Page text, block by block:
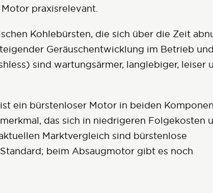
praxisrelevant.
Kohlebürsten, die sich über die Zeit
Geräuschentwicklung im Betrieb und
sind wartungsärmer, langlebiger, leiser
ein bürstenloser Motor in beiden
das sich in niedrigeren Folgekosten
Marktvergleich sind bürstenlose
beim Absaugmotor gibt es noch